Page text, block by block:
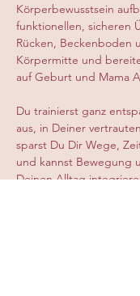
Körperbewusstsein
funktionellen, sicheren
Rücken, Beckenboden
Körpermitte und
auf Geburt und Mama
Du trainierst ganz
aus, in Deiner
sparst Du Dir Wege,
und kannst Bewegung
Deinen Alltag